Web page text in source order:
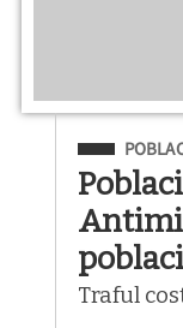
Filed Under
Traful